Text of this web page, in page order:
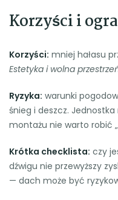
Korzyści i
Korzyści: mniej hałasu
Estetyka i wolna
Ryzyka: warunki
śnieg i deszcz.
montażu nie warto robić
Krótka checklista: czy
dźwigu nie przewyższy
— dach może być